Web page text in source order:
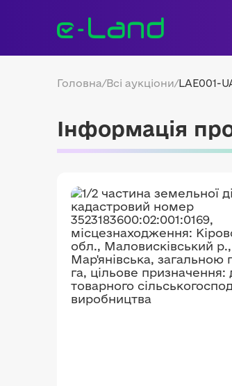
Головна/Всі аукціони/LAE001-
Інформація